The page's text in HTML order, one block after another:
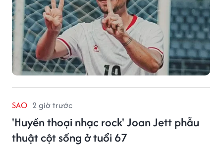
SAO 2 giờ trước
'Huyền thoại nhạc rock' Joan Jett phẫu
thuật cột sống ở tuổi 67